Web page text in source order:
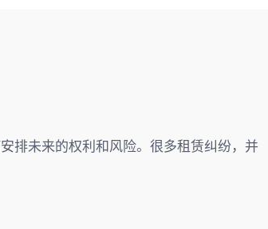
排未来的权利和风险。很多租赁纠纷，并